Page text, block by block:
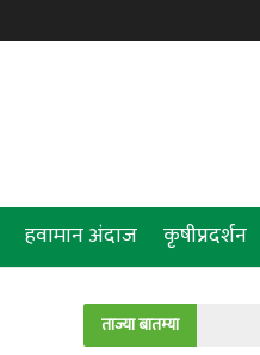
हवामान अंदाज कृषीप्रदर्शन
ताज्या बातम्या